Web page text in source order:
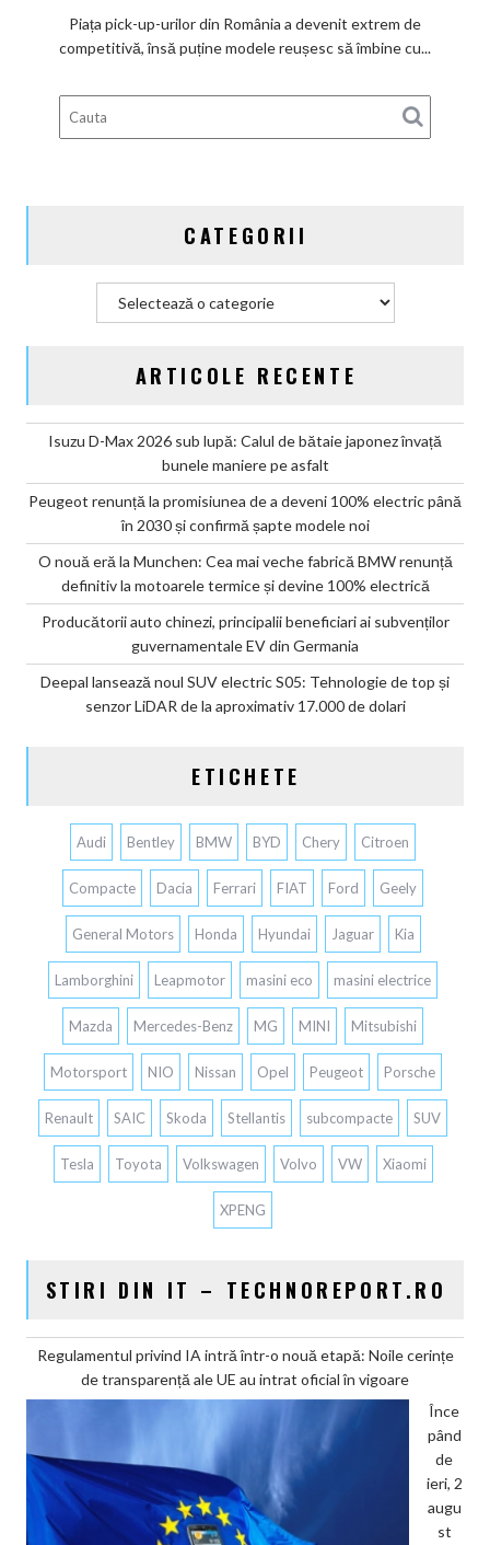
Grand:
Calul
bătaie
gata
de
Piața pick-up-urilor din România a devenit extrem de
competitivă, însă puține modele reușesc să îmbine cu...
CATEGORII
ARTICOLE RECENTE
Isuzu D-Max 2026 sub lupă: Calul de bătaie japonez învață
bunele maniere pe asfalt
Peugeot renunță la promisiunea de a deveni 100% electric până
în 2030 și confirmă șapte modele noi
O nouă eră la Munchen: Cea mai veche fabrică BMW renunță
definitiv la motoarele termice și devine 100% electrică
Producătorii auto chinezi, principalii beneficiari ai subvenților
guvernamentale EV din Germania
Deepal lansează noul SUV electric S05: Tehnologie de top și
senzor LiDAR de la aproximativ 17.000 de dolari
ETICHETE
Audi Bentley BMW BYD Chery Citroen
Compacte Dacia Ferrari FIAT Ford Geely
General Motors Honda Hyundai Jaguar Kia
Lamborghini Leapmotor masini eco masini electrice
Mazda Mercedes-Benz MG MINI Mitsubishi
Motorsport NIO Nissan Opel Peugeot Porsche
Renault SAIC Skoda Stellantis subcompacte SUV
Tesla Toyota Volkswagen Volvo VW Xiaomi
XPENG
STIRI DIN IT – TECHNOREPORT.RO
Regulamentul privind IA intră într-o nouă etapă: Noile cerințe
de transparență ale UE au intrat oficial în vigoare
Înce
pând
de
ieri, 2
augu
st